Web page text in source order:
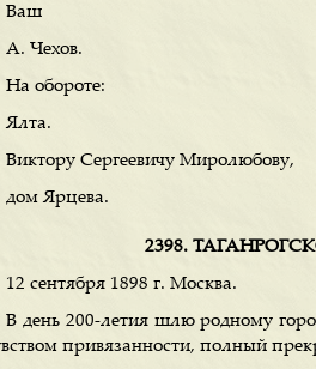
Ваш
А. Чехов.
На обороте:
Ялта.
Виктору Сергеевичу Миролюбову,
дом Ярцева.
2398.
12 сентября 1898 г. Москва.
В день 200-летия шлю родному
привязанности, полный